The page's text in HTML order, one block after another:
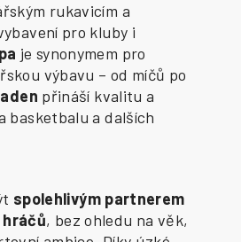
rukavicím a
pro kluby i
je synonymem pro
výbavu – od míčů po
přináší kvalitu a
basketbalu a dalších
spolehlivým partnerem
, bez ohledu na věk,